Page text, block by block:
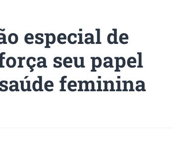
especial de
seu papel
feminina